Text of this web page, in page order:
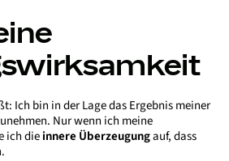
Ich bin in der Lage das Ergebnis meiner
Nur wenn ich meine
ich dieinnere Überzeugungauf, dass